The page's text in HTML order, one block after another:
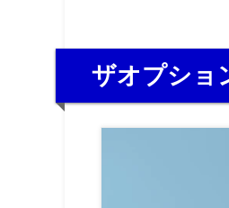
ザオプショ